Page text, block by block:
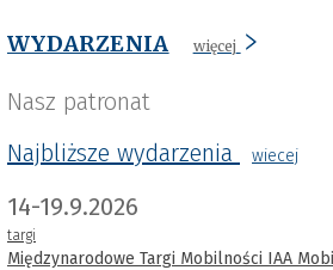
WYDARZENIA więcej
Nasz patronat
Najbliższe wydarzenia
wiecej
14-19.9.2026
targi
Międzynarodowe Targi Mobilności IAA